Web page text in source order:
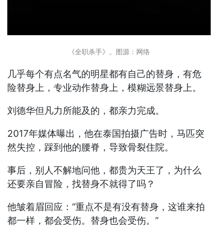
《全职杀手》。图源：网络
几乎每个有点名气的明星都有自己的替身，有危
险替身上，专业动作替身上，模糊远景替身上。
刘德华但凡力所能及的，都亲力完成。
2017年媒体曝出，他在泰国拍摄广告时，马匹突
然失控，踩到他的腰脊，导致骨裂住院。
事后，别人不解地问他，都贵为天王了，为什么
还要亲自冒险，找替身不就得了吗？
他皱着眉回应：“重点不是有没有替身，这谁来拍
都一样，都会受伤。替身也会受伤。”